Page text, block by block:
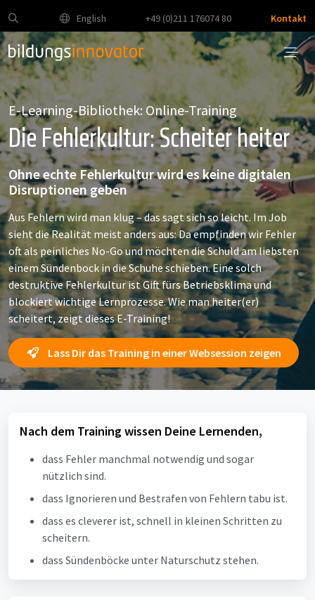
English +49 (0)211 176074 80 Kontakt
E-Learning-Bibliothek: Online-Training
Die Fehlerkultur: Scheiter heiter
Ohne echte Fehlerkultur wird es keine digitalen
Disruptionen geben
Aus Fehlern wird man klug – das sagt sich so leicht. Im Job
sieht die Realität meist anders aus: Da empfinden wir Fehler
oft als peinliches No-Go und möchten die Schuld am liebsten
einem Sündenbock in die Schuhe schieben. Eine solch
destruktive Fehlerkultur ist Gift fürs Betriebsklima und
blockiert wichtige Lernprozesse. Wie man heiter(er)
scheitert, zeigt dieses E-Training!
Lass Dir das Training in einer Websession zeigen
Nach dem Training wissen Deine Lernenden,
dass Fehler manchmal notwendig und sogar
nützlich sind.
dass Ignorieren und Bestrafen von Fehlern tabu ist.
dass es cleverer ist, schnell in kleinen Schritten zu
scheitern.
dass Sündenböcke unter Naturschutz stehen.